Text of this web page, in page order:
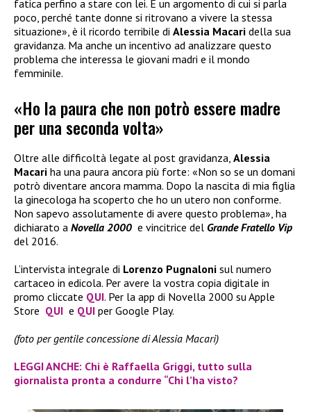
fatica perfino a stare con lei. È un argomento di cui si parla
poco, perché tante donne si ritrovano a vivere la stessa
situazione», è il ricordo terribile di Alessia Macari della sua
gravidanza. Ma anche un incentivo ad analizzare questo
problema che interessa le giovani madri e il mondo
femminile.
«Ho la paura che non potrò essere madre
per una seconda volta»
Oltre alle difficoltà legate al post gravidanza, Alessia
Macari ha una paura ancora più forte: «Non so se un domani
potrò diventare ancora mamma. Dopo la nascita di mia figlia
la ginecologa ha scoperto che ho un utero non conforme.
Non sapevo assolutamente di avere questo problema», ha
dichiarato a Novella 2000 e vincitrice del Grande Fratello Vip
del 2016.
L’intervista integrale di Lorenzo Pugnaloni sul numero
cartaceo in edicola. Per avere la vostra copia digitale in
promo cliccate QUI. Per la app di Novella 2000 su Apple
Store QUI e QUI per Google Play.
(foto per gentile concessione di Alessia Macari)
LEGGI ANCHE: Chi è Raffaella Griggi, tutto sulla
giornalista pronta a condurre “Chi l’ha visto?